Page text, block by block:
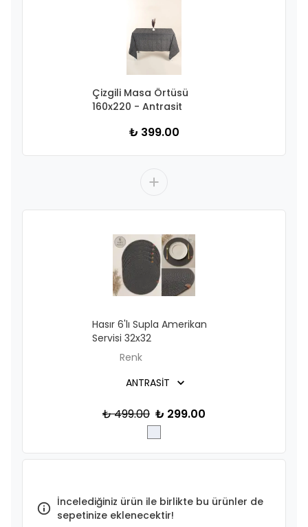
Çizgili Masa Örtüsü
160x220 - Antrasit
₺ 399.00
Hasır 6'lı Supla Amerikan
Servisi 32x32
Renk
₺ 499.00 ₺ 299.00
İncelediğiniz ürün ile birlikte bu ürünler de
sepetinize eklenecektir!